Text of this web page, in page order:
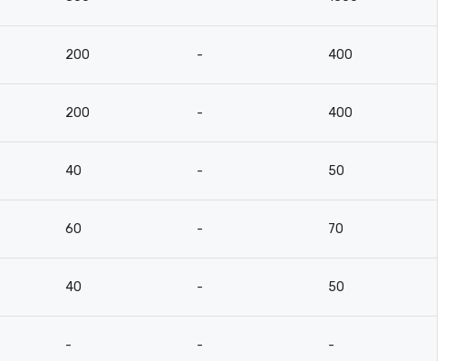
200 - 400
200 - 400
40 - 50
60 - 70
40 - 50
- - -